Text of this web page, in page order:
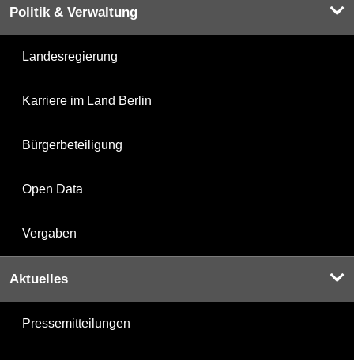
Politik & Verwaltung
Landesregierung
Karriere im Land Berlin
Bürgerbeteiligung
Open Data
Vergaben
Aktuelles
Pressemitteilungen